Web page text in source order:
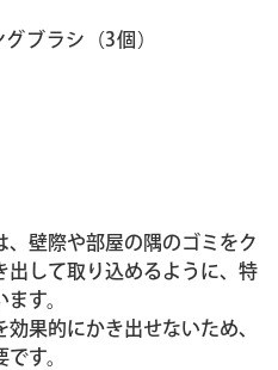
ブラシ（3個）
、壁際や部屋の隅のゴミをク
出して取り込めるように、特
す。
果的にかき出せないため、
す。